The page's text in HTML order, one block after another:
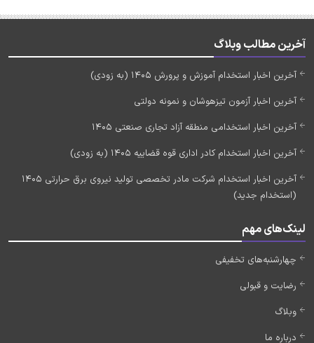
آخرین مطالب وبلاگ
آخرین اخبار استخدام آموزش و پرورش 1405 (به زودی)
آخرین اخبار آزمون تیزهوشان و نمونه دولتی
آخرین اخبار استخدامی منطقه آزاد تجاری صنعتی 1405
آخرین اخبار استخدام کادر اداری قوه قضاییه 1405 (به زودی)
آخرین اخبار استخدام شرکت مادر تخصصی تولید نیروی برق حرارتی 1405
(استخدام جدید)
لینک‌های مهم
چهارشنبه‌های تخفیفی
رضایت و قبولی
وبلاگ
درباره ما